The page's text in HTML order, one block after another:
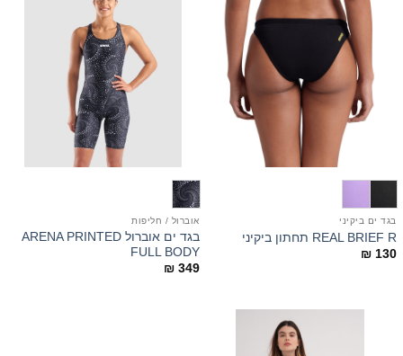
בגד ים ביקיני
REAL BRIEF R תחתון ביקיני
₪ 130
אוברול / חליפות
בגד ים אוברול ARENA PRINTED
FULL BODY
₪ 349